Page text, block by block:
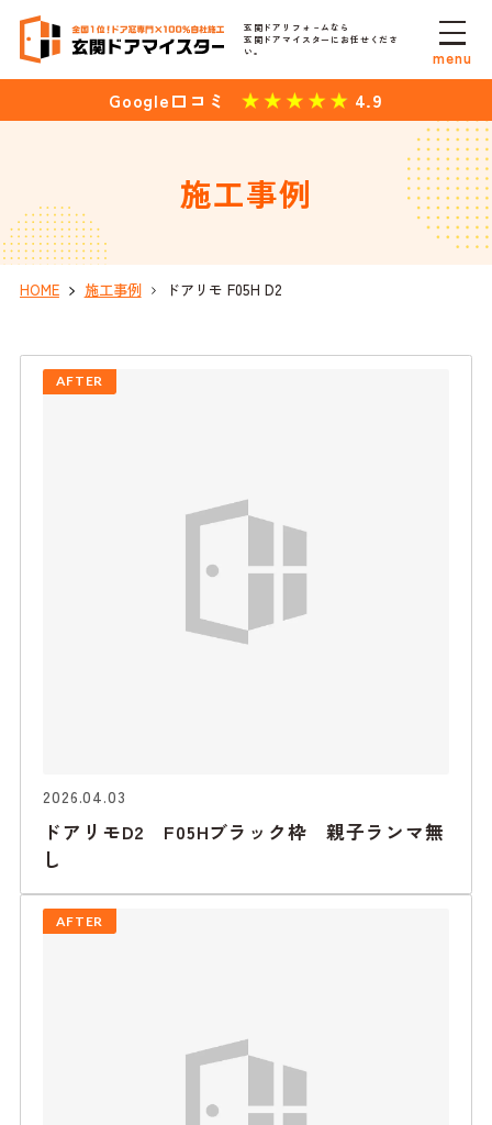
玄関ドアリフォ－ムなら
玄関ドアマイスターにお任せくださ
い。
Google口コミ 4.9
menu
施工事例
HOME 施工事例 ドアリモ F05H D2
AFTER
2026.04.03
ドアリモD2 F05Hブラック枠 親子ランマ無
し
AFTER